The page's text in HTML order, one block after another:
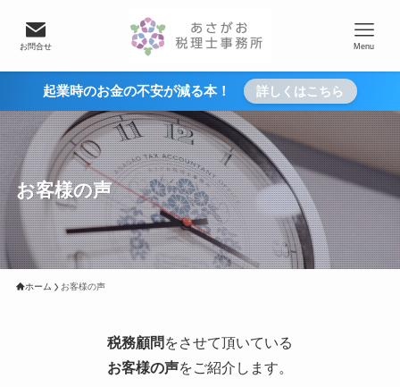
お問合せ Menu
起業時のお金の不安が減る本！ 詳しくはこちら
お客様の声
ホーム お客様の声
税務顧問 をさせて頂いている
お客様の声をご紹介します。